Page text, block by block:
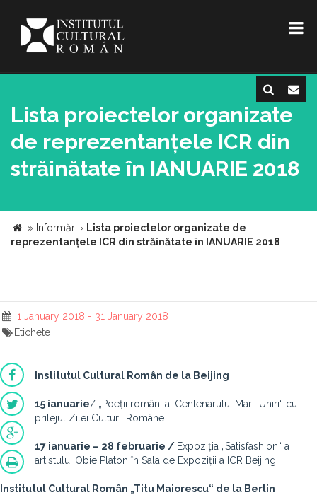
Lista proiectelor organizate
de reprezentanțele ICR din
străinătate în IANUARIE 2018
» Informări › Lista proiectelor organizate de
reprezentanțele ICR din străinătate în IANUARIE 2018
1 January 2018 - 31 January 2018
Etichete
Institutul Cultural Român de la Beijing
15 ianuarie/ „Poeții români ai Centenarului Marii Uniri“ cu
prilejul Zilei Culturii Române.
17 ianuarie – 28 februarie / Expoziția „Satisfashion“ a
artistului Obie Platon în Sala de Expoziții a ICR Beijing.
Institutul Cultural Român „Titu Maiorescu“ de la Berlin